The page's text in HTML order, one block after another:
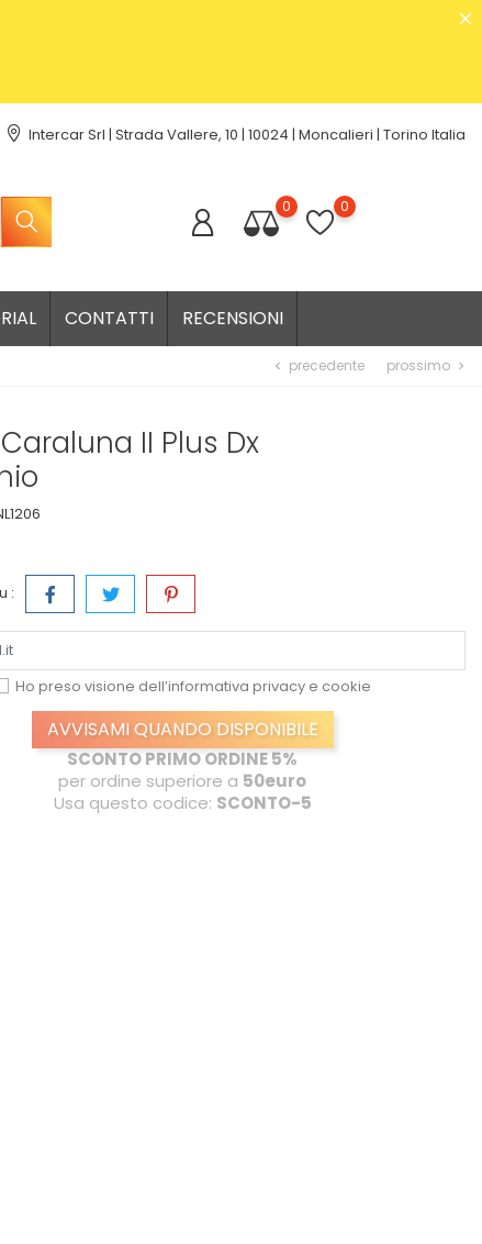
Intercar Srl | Strada Vallere, 10 | 10024 | Moncalieri | Torino Italia
0 0
CONTATTI RECENSIONI
chevron_left precedente prossimo chevron_right
II Plus Dx
:
Ho preso visione dell’informativaprivacy e cookie
AVVISAMI QUANDO DISPONIBILE
SCONTO PRIMO ORDINE 5%
per ordine superiore a 50euro
Usa questo codice: SCONTO-5